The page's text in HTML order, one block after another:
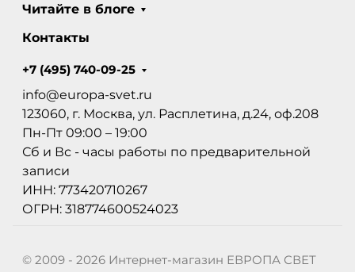
Читайте в блоге
Контакты
+7 (495) 740-09-25
info@europa-svet.ru
123060, г. Москва, ул. Расплетина, д.24, оф.208
Пн-Пт 09:00 – 19:00
Сб и Вс - часы работы по предварительной
записи
ИНН: 773420710267
ОГРН: 318774600524023
© 2009 - 2026 Интернет-магазин ЕВРОПА СВЕТ